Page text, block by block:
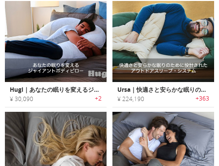
Hugl｜あなたの眠りを変えるジャイアントボディピロー「ハグル」
¥ 30,090 +2
Ursa｜快適さと安らかな眠りのために設計されたアウトドアスリープ・システム「アーサ」
¥ 224,190 +363